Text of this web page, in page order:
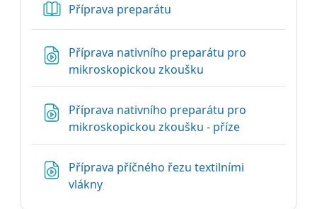
Příprava preparátu
Příprava nativního preparátu pro
mikroskopickou zkoušku
Příprava nativního preparátu pro
mikroskopickou zkoušku - příze
Příprava příčného řezu textilními
vlákny